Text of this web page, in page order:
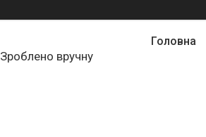
Зроблено вручну
Головна